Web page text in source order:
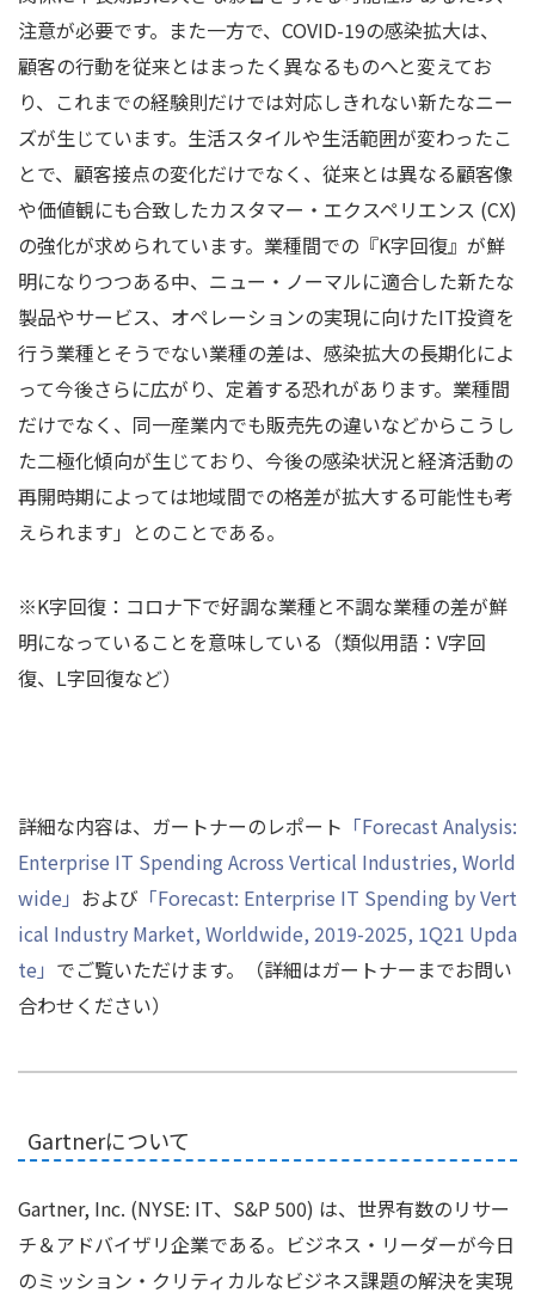
注意が必要です。また一方で、COVID-19の感染拡大は、
顧客の行動を従来とはまったく異なるものへと変えてお
り、これまでの経験則だけでは対応しきれない新たなニー
ズが生じています。生活スタイルや生活範囲が変わったこ
とで、顧客接点の変化だけでなく、従来とは異なる顧客像
や価値観にも合致したカスタマー・エクスペリエンス (CX)
の強化が求められています。業種間での『K字回復』が鮮
明になりつつある中、ニュー・ノーマルに適合した新たな
製品やサービス、オペレーションの実現に向けたIT投資を
行う業種とそうでない業種の差は、感染拡大の長期化によ
って今後さらに広がり、定着する恐れがあります。業種間
だけでなく、同一産業内でも販売先の違いなどからこうし
た二極化傾向が生じており、今後の感染状況と経済活動の
再開時期によっては地域間での格差が拡大する可能性も考
えられます」とのことである。
※K字回復：コロナ下で好調な業種と不調な業種の差が鮮
明になっていることを意味している（類似用語：V字回
復、L字回復など）
詳細な内容は、ガートナーのレポート 「Forecast Analysis:
Enterprise IT Spending Across Vertical Industries, World
wide」 および 「Forecast: Enterprise IT Spending by Vert
ical Industry Market, Worldwide, 2019-2025, 1Q21 Upda
te」 でご覧いただけます。（詳細はガートナーまでお問い
合わせください）
Gartnerについて
Gartner, Inc. (NYSE: IT、S&P 500) は、世界有数のリサー
チ＆アドバイザリ企業である。ビジネス・リーダーが今日
のミッション・クリティカルなビジネス課題の解決を実現